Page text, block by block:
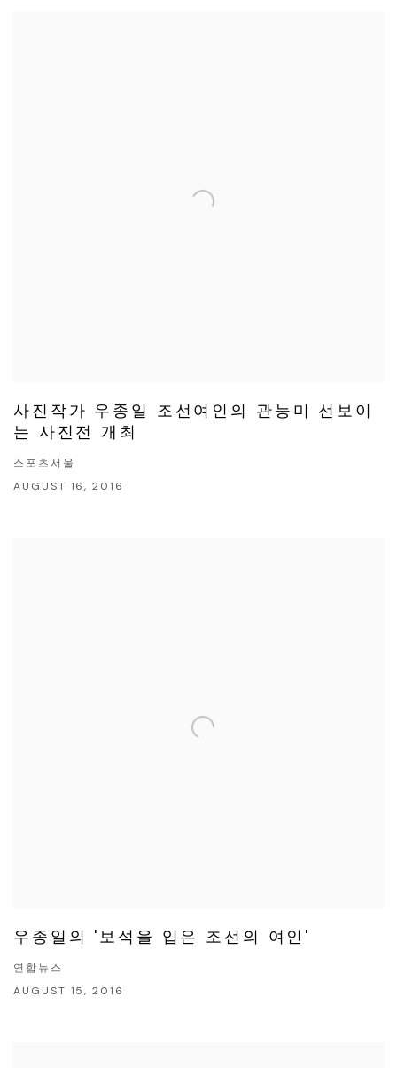
사진작가 우종일 조선여인의 관능미 선보이
는 사진전 개최
스포츠서울
AUGUST 16, 2016
우종일의 '보석을 입은 조선의 여인'
연합뉴스
AUGUST 15, 2016